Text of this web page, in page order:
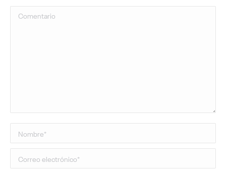
Comentario
Nombre *
Correo electrónico *